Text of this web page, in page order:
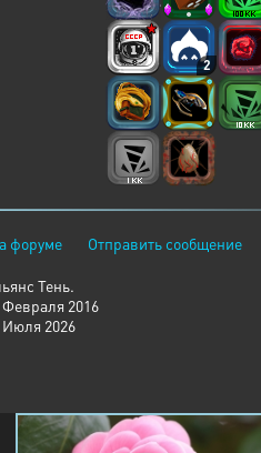
2
форуме Отправить сообщение
Тень.
Февраля 2016
Июля 2026